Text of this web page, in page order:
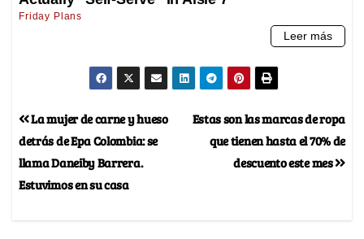
Estas son las marcas de ropa
que tienen hasta el 70% de
descuento este mes
La mujer de carne y hueso
detrás de Epa Colombia: se
llama Daneiby Barrera.
Estuvimos en su casa